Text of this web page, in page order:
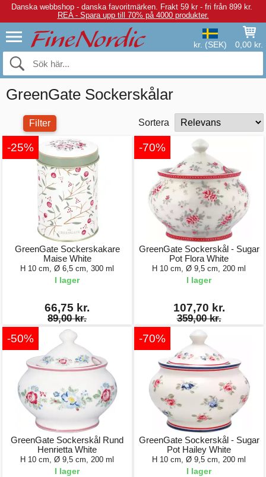
Danska webbshop - danska favoritmärken. Frakt 59 kr - fri från 899 kr.
REA - Spara upp till 70% på 4000 produkter.
kr. (SEK) 0,00 kr.
GreenGate Sockerskålar
Filter Sortera
-25%
GreenGate Sockerskakare
Maise White
H 10 cm, Ø 6,5 cm, 300 ml
I lager
66,75 kr.
89,00 kr.
-70%
GreenGate Sockerskål - Sugar
Pot Flora White
H 10 cm, Ø 9,5 cm, 200 ml
I lager
107,70 kr.
359,00 kr.
-50%
GreenGate Sockerskål Rund
Henrietta White
H 10 cm, Ø 9,5 cm, 200 ml
I lager
-70%
GreenGate Sockerskål - Sugar
Pot Hailey White
H 10 cm, Ø 9,5 cm, 200 ml
I lager